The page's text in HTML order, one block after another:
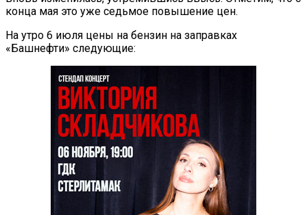
конца мая это уже седьмое повышение цен.
На утро 6 июля цены на бензин на заправках
«Башнефти» следующие: